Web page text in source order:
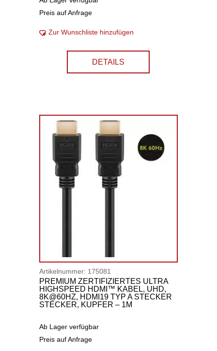
Preis auf Anfrage
Zur Wunschliste hinzufügen
DETAILS
Artikelnummer: 175081
PREMIUM ZERTIFIZIERTES ULTRA
HIGHSPEED HDMI™ KABEL, UHD,
8K@60HZ, HDMI19 TYP A STECKER
STECKER, KUPFER – 1M
Ab Lager verfügbar
Preis auf Anfrage